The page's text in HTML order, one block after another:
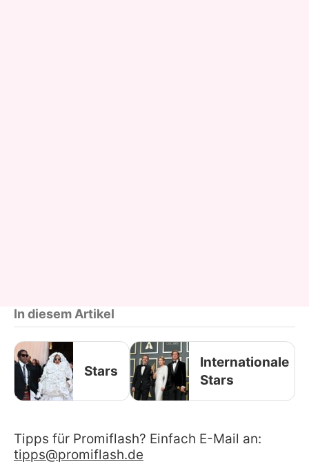
In diesem Artikel
Stars
Internationale
Stars
Tipps für Promiflash? Einfach E-Mail an:
tipps@promiflash.de